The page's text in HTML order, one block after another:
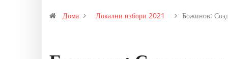
Дома Локални избори 2021 Божинов: